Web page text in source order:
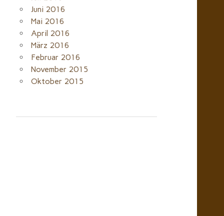
Juni 2016
Mai 2016
April 2016
März 2016
Februar 2016
November 2015
Oktober 2015